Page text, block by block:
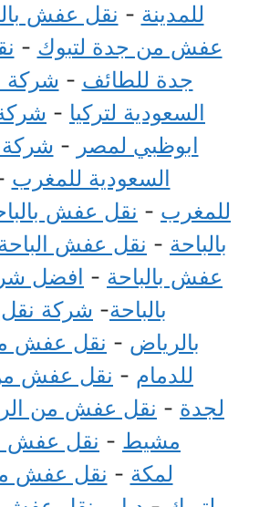
للمدينة- نقل عفش
عفش من جدة لتبوك-
جدة للطائف- شركة
السعودية لتركيا-
ابوظبي لمصر- شركة
السعودية للمغرب-
للمغرب- نقل عفش
بالباحة- نقل عفش الباحة
عفش بالباحة- افضل
بالباحة-شركة نقل
بالرياض- نقل عفش من
للدمام- نقل عفش من
لجدة- نقل عفش من
مشيط- نقل عفش
لمكة- نقل عفش